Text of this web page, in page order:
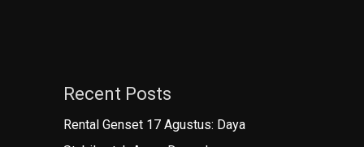
Recent Posts
Rental Genset 17 Agustus: Daya